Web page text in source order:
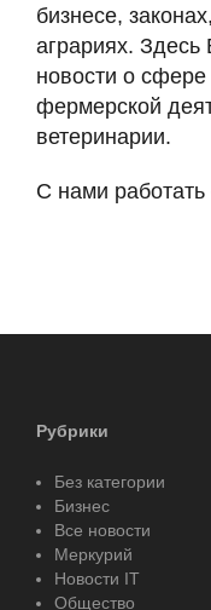
бизнесе,
аграриях. Здесь
новости о
фермерской
ветеринарии.
С нами работать
Рубрики
Без категории
Бизнес
Все новости
Меркурий
Новости IT
Общество